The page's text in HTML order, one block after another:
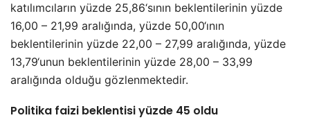
katılımcıların yüzde 25,86‘sının beklentilerinin yüzde
16,00 – 21,99 aralığında, yüzde 50,00‘ının
beklentilerinin yüzde 22,00 – 27,99 aralığında, yüzde
13,79‘unun beklentilerinin yüzde 28,00 – 33,99
aralığında olduğu gözlenmektedir.
Politika faizi beklentisi yüzde 45 oldu